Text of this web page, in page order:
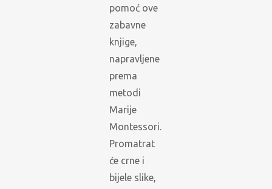
pomoć ove
zabavne
knjige,
napravljene
prema
metodi
Marije
Montessori.
Promatrat
će crne i
bijele slike,